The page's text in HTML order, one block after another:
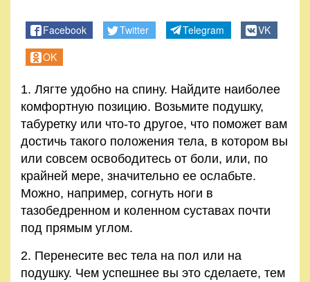
Facebook Twitter Telegram
VK
OK
1. Лягте удобно на спину. Найдите наиболее
комфортную позицию. Возьмите подушку,
табуретку или что-то другое, что поможет вам
достичь такого положения тела, в котором вы
или совсем освободитесь от боли, или, по
крайней мере, значительно ее ослабьте.
Можно, например, согнуть ноги в
тазобедренном и коленном суставах почти
под прямым углом.
2. Перенесите вес тела на пол или на
подушку. Чем успешнее вы это сделаете, тем